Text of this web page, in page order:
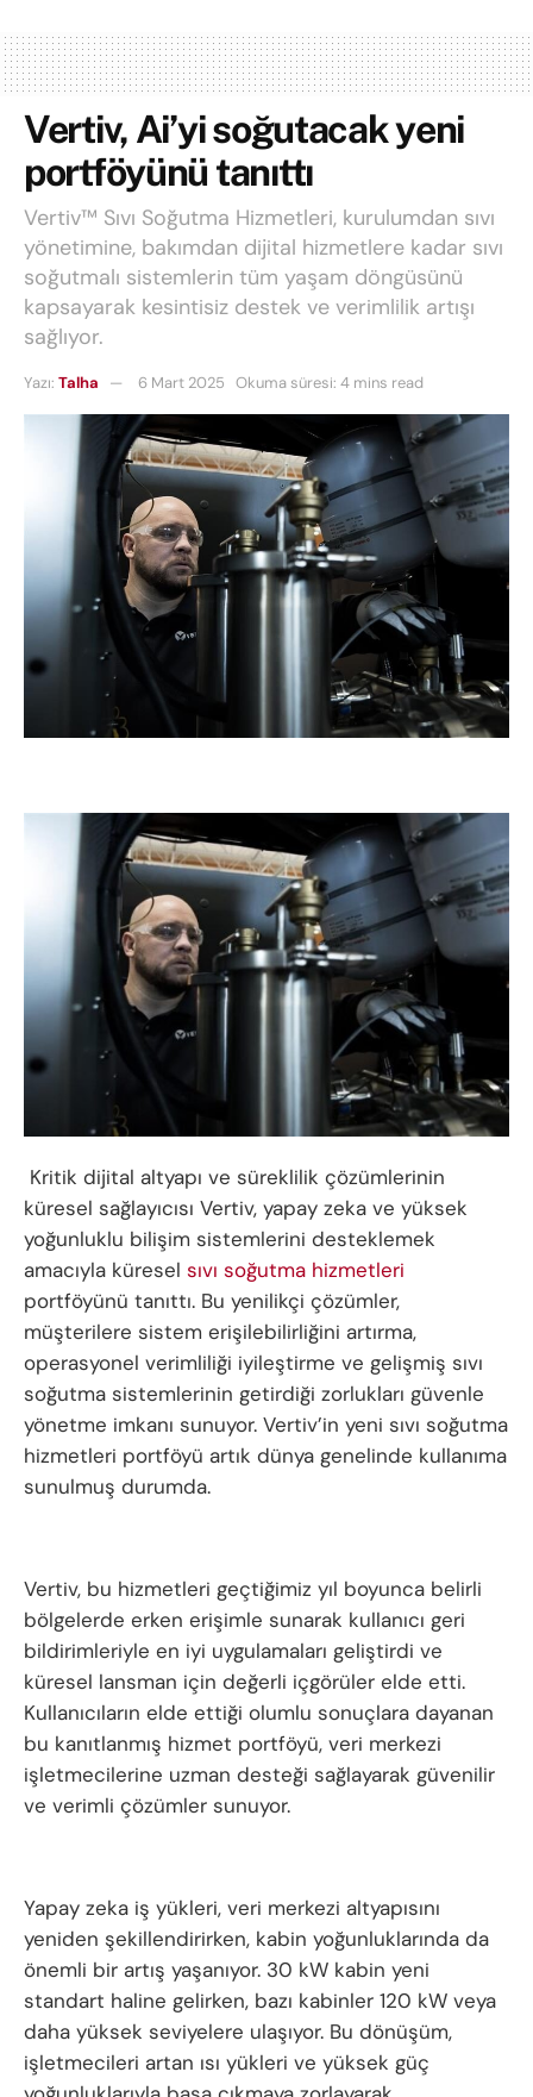
Vertiv, Ai’yi soğutacak yeni
portföyünü tanıttı
Vertiv™ Sıvı Soğutma Hizmetleri, kurulumdan sıvı
yönetimine, bakımdan dijital hizmetlere kadar sıvı
soğutmalı sistemlerin tüm yaşam döngüsünü
kapsayarak kesintisiz destek ve verimlilik artışı
sağlıyor.
Yazı: Talha 6 Mart 2025 Okuma süresi: 4 mins read
Kritik dijital altyapı ve süreklilik çözümlerinin
küresel sağlayıcısı Vertiv, yapay zeka ve yüksek
yoğunluklu bilişim sistemlerini desteklemek
amacıyla küresel sıvı soğutma hizmetleri
portföyünü tanıttı. Bu yenilikçi çözümler,
müşterilere sistem erişilebilirliğini artırma,
operasyonel verimliliği iyileştirme ve gelişmiş sıvı
soğutma sistemlerinin getirdiği zorlukları güvenle
yönetme imkanı sunuyor. Vertiv’in yeni sıvı soğutma
hizmetleri portföyü artık dünya genelinde kullanıma
sunulmuş durumda.
Vertiv, bu hizmetleri geçtiğimiz yıl boyunca belirli
bölgelerde erken erişimle sunarak kullanıcı geri
bildirimleriyle en iyi uygulamaları geliştirdi ve
küresel lansman için değerli içgörüler elde etti.
Kullanıcıların elde ettiği olumlu sonuçlara dayanan
bu kanıtlanmış hizmet portföyü, veri merkezi
işletmecilerine uzman desteği sağlayarak güvenilir
ve verimli çözümler sunuyor.
Yapay zeka iş yükleri, veri merkezi altyapısını
yeniden şekillendirirken, kabin yoğunluklarında da
önemli bir artış yaşanıyor. 30 kW kabin yeni
standart haline gelirken, bazı kabinler 120 kW veya
daha yüksek seviyelere ulaşıyor. Bu dönüşüm,
işletmecileri artan ısı yükleri ve yüksek güç